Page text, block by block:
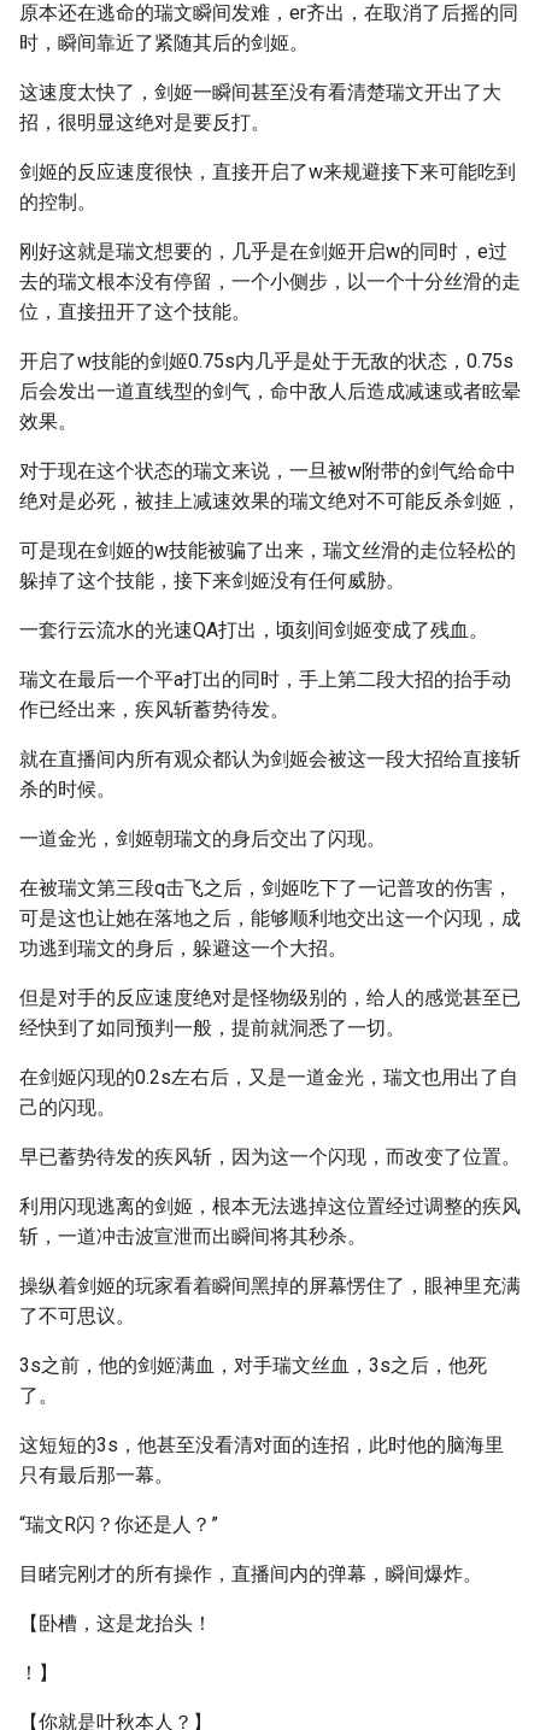
原本还在逃命的瑞文瞬间发难，er齐出，在取消了后摇的同
时，瞬间靠近了紧随其后的剑姬。
这速度太快了，剑姬一瞬间甚至没有看清楚瑞文开出了大
招，很明显这绝对是要反打。
剑姬的反应速度很快，直接开启了w来规避接下来可能吃到
的控制。
刚好这就是瑞文想要的，几乎是在剑姬开启w的同时，e过
去的瑞文根本没有停留，一个小侧步，以一个十分丝滑的走
位，直接扭开了这个技能。
开启了w技能的剑姬0.75s内几乎是处于无敌的状态，0.75s
后会发出一道直线型的剑气，命中敌人后造成减速或者眩晕
效果。
对于现在这个状态的瑞文来说，一旦被w附带的剑气给命中
绝对是必死，被挂上减速效果的瑞文绝对不可能反杀剑姬，
可是现在剑姬的w技能被骗了出来，瑞文丝滑的走位轻松的
躲掉了这个技能，接下来剑姬没有任何威胁。
一套行云流水的光速QA打出，顷刻间剑姬变成了残血。
瑞文在最后一个平a打出的同时，手上第二段大招的抬手动
作已经出来，疾风斩蓄势待发。
就在直播间内所有观众都认为剑姬会被这一段大招给直接斩
杀的时候。
一道金光，剑姬朝瑞文的身后交出了闪现。
在被瑞文第三段q击飞之后，剑姬吃下了一记普攻的伤害，
可是这也让她在落地之后，能够顺利地交出这一个闪现，成
功逃到瑞文的身后，躲避这一个大招。
但是对手的反应速度绝对是怪物级别的，给人的感觉甚至已
经快到了如同预判一般，提前就洞悉了一切。
在剑姬闪现的0.2s左右后，又是一道金光，瑞文也用出了自
己的闪现。
早已蓄势待发的疾风斩，因为这一个闪现，而改变了位置。
利用闪现逃离的剑姬，根本无法逃掉这位置经过调整的疾风
斩，一道冲击波宣泄而出瞬间将其秒杀。
操纵着剑姬的玩家看着瞬间黑掉的屏幕愣住了，眼神里充满
了不可思议。
3s之前，他的剑姬满血，对手瑞文丝血，3s之后，他死
了。
这短短的3s，他甚至没看清对面的连招，此时他的脑海里
只有最后那一幕。
“瑞文R闪？你还是人？”
目睹完刚才的所有操作，直播间内的弹幕，瞬间爆炸。
【卧槽，这是龙抬头！
！】
【你就是叶秋本人？】